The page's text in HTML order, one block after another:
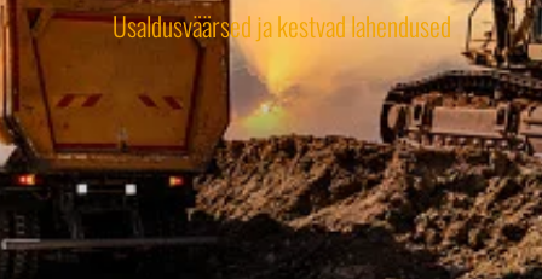
Usaldusväärsed ja kestvad lahendused